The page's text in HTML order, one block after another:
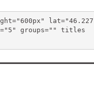
lat="46.227
groups="" titles